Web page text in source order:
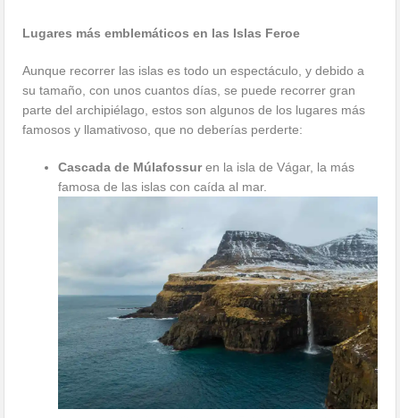
Lugares más emblemáticos en las Islas Feroe
Aunque recorrer las islas es todo un espectáculo, y debido a
su tamaño, con unos cuantos días, se puede recorrer gran
parte del archipiélago, estos son algunos de los lugares más
famosos y llamativoso, que no deberías perderte:
Cascada de Múlafossuren la isla de Vágar, la más
famosa de las islas con caída al mar.